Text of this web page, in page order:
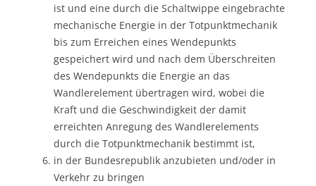
ist und eine durch die Schaltwippe eingebrachte
mechanische Energie in der Totpunktmechanik
bis zum Erreichen eines Wendepunkts
gespeichert wird und nach dem Überschreiten
des Wendepunkts die Energie an das
Wandlerelement übertragen wird, wobei die
Kraft und die Geschwindigkeit der damit
erreichten Anregung des Wandlerelements
durch die Totpunktmechanik bestimmt ist,
in der Bundesrepublik anzubieten und/oder in
Verkehr zu bringen